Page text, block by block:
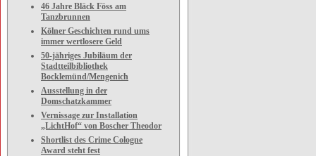
46 Jahre Bläck Föss am
Tanzbrunnen
Kölner Geschichten rund ums
immer wertlosere Geld
50-jähriges Jubiläum der
Stadtteilbibliothek
Bocklemünd/Mengenich
Ausstellung in der
Domschatzkammer
Vernissage zur Installation
„LichtHof“ von Boscher Theodor
Shortlist des Crime Cologne
Award steht fest